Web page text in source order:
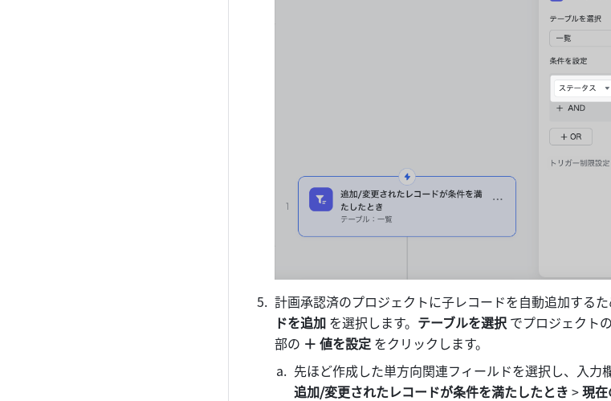
計画承認済のプロジェクトに子レコードを自動追加する
ドを追加 を選択します。 テーブルを選択 でプロジェクト
部の ＋ 値を設定 をクリックします。
先ほど作成した単方向関連フィールドを選択し、入力
追加/変更されたレコードが条件を満たしたとき > 現